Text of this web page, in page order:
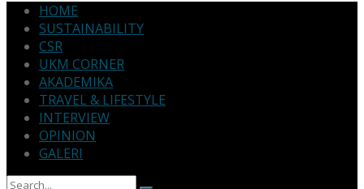
HOME
SUSTAINABILITY
CSR
UKM CORNER
AKADEMIKA
TRAVEL & LIFESTYLE
INTERVIEW
OPINION
GALERI